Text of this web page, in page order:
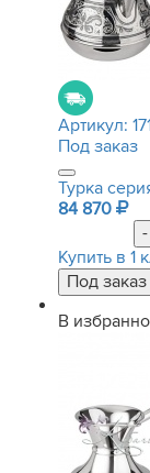
Артикул:
Под заказ
Турка
84 870
-
Купить в 1
В